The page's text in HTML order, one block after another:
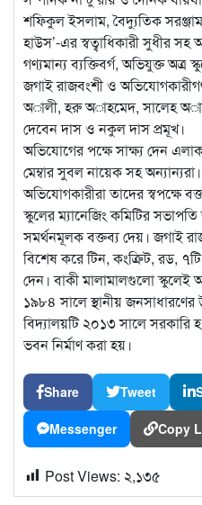
শফিকুল ইসলাম, বৈদ্যুতিক
হাউস’-এর স্বত্বাধিকারী সুধীর সহ
গণ্যমান্য ব্যক্তিবর্গ, অভিযুক্ত অত্র
জগাই রাজবংশী ও
অালী, হরু অাহমেদ, সালেহ
দেবেন দাস ও নকুল দাস প্রমূখ।
অভিযোগের পক্ষে সাক্ষ্য দেন
মেম্বার সুবল নায়েক সহ অন্যান্যরা।
অভিযোগকারীরা তাদের স্বপক্ষে
স্কুলের ম্যানেজিং কমিটির
সমর্থনমূলক বক্তব্য দেয়। জগাই
বিশেষ করে টিন, কংক্রিট, রড, ৭টি
দেন। বাকী মালামালগুলো স্কুলেই
১৯৮৪ সালে স্থানীয়
বিদ্যালয়টি ২০১৩ সালে
ভবন নির্মাণ করা হয়।
Share Tweet
Messenger Copy
Post Views: ২,১৩৫